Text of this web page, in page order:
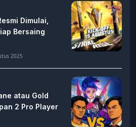
Dimulai,
Bersaing
2025
atau Gold
2 Pro Player